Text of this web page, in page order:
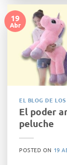
19
Abr
EL BLOG DE
El poder
peluche
POSTED ON 19